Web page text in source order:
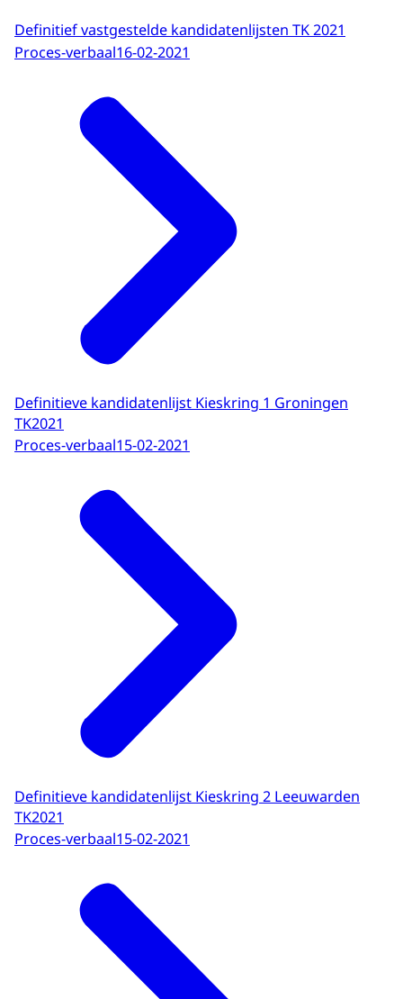
Definitief vastgestelde kandidatenlijsten TK 2021
Proces-verbaal16-02-2021
Definitieve kandidatenlijst Kieskring 1 Groningen
TK2021
Proces-verbaal15-02-2021
Definitieve kandidatenlijst Kieskring 2 Leeuwarden
TK2021
Proces-verbaal15-02-2021